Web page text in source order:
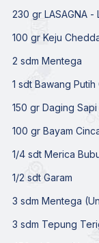
230 gr LASAGNA -
100 gr Keju
2 sdm Mentega
1 sdt Bawang Putih
150 gr Daging Sapi
100 gr Bayam
1/4 sdt Merica
1/2 sdt Garam
3 sdm Mentega
3 sdm Tepung